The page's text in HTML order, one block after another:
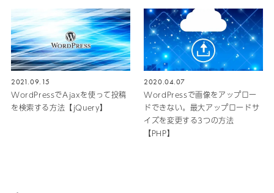
2021.09.15
WordPressでAjaxを使って投稿
を検索する方法【jQuery】
2020.04.07
WordPressで画像をアップロー
ドできない。最大アップロードサ
イズを変更する3つの方法
【PHP】